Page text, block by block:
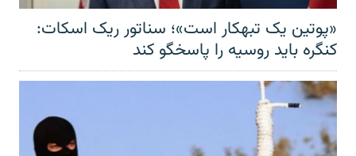
«پوتین یک تبهکار است»؛ سناتور ریک اسکات:
کنگره باید روسیه را پاسخگو کند